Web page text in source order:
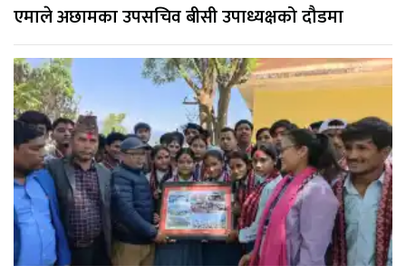
एमाले अछामका उपसचिव बीसी उपाध्यक्षको दौडमा